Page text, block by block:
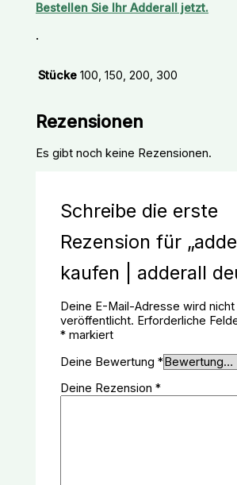
Bestellen Sie Ihr Adderall jetzt.
.
Stücke 100, 150, 200, 300
Rezensionen
Es gibt noch keine Rezensionen.
Schreibe die erste
Rezension für
kaufen | adderall
Deine E-Mail-Adresse wird nicht
veröffentlicht. Erforderliche
* markiert
Deine Bewertung*
Deine Rezension*